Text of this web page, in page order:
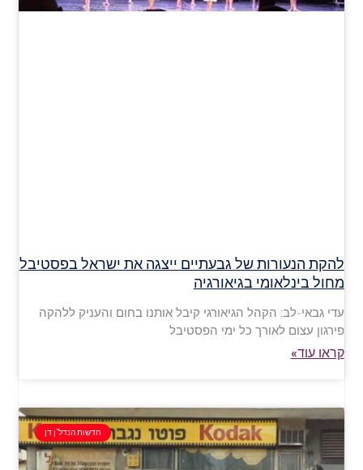
להקת הנעורות של גבעתיים ייצגה את ישראל בפסטיבל
מחול בינלאומי בגיאורגיה
עדי גבאי-לב: הקהל הגיאורגי קיבל אותנו בחום והעניק ללהקה
פירגון עצום לאורך כל ימי הפסטיבל
קראו עוד»
חדשות הנדל"ן דן